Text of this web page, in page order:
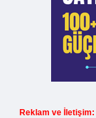
Reklam ve İletişim: